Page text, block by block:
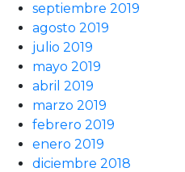
septiembre 2019
agosto 2019
julio 2019
mayo 2019
abril 2019
marzo 2019
febrero 2019
enero 2019
diciembre 2018